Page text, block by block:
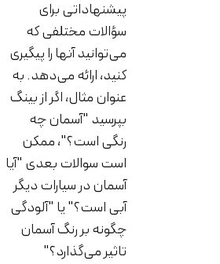
پیشنهاداتی برای
سؤالات مختلفی که
می‌توانید آنها را پیگیری
کنید، ارائه می‌دهد. به
عنوان مثال، اگر از بینگ
بپرسید "آسمان چه
رنگی است؟"، ممکن
است سوالات بعدی "آیا
آسمان در سیارات دیگر
آبی است؟" یا "آلودگی
چگونه بر رنگ آسمان
تاثیر می‌گذارد؟"